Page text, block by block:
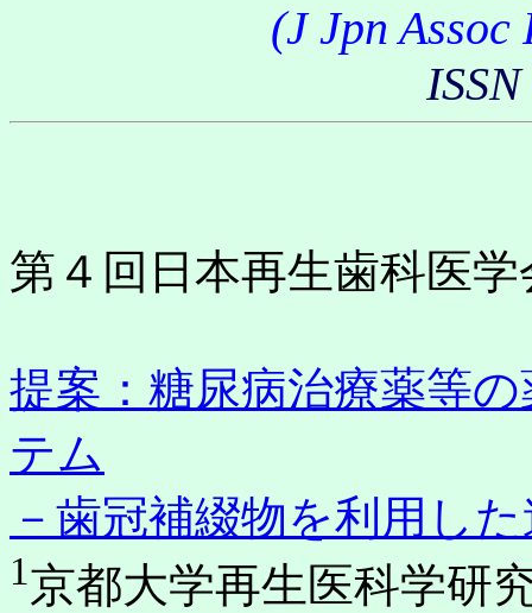
(J Jpn Assoc
第４回日本再生歯科医
提案：糖尿病治療薬等
テム
－歯冠補綴物を利用し
1京都大学再生医科学研